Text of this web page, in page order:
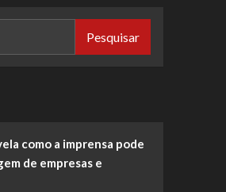
Pesquisar
como a imprensa pode
de empresas e